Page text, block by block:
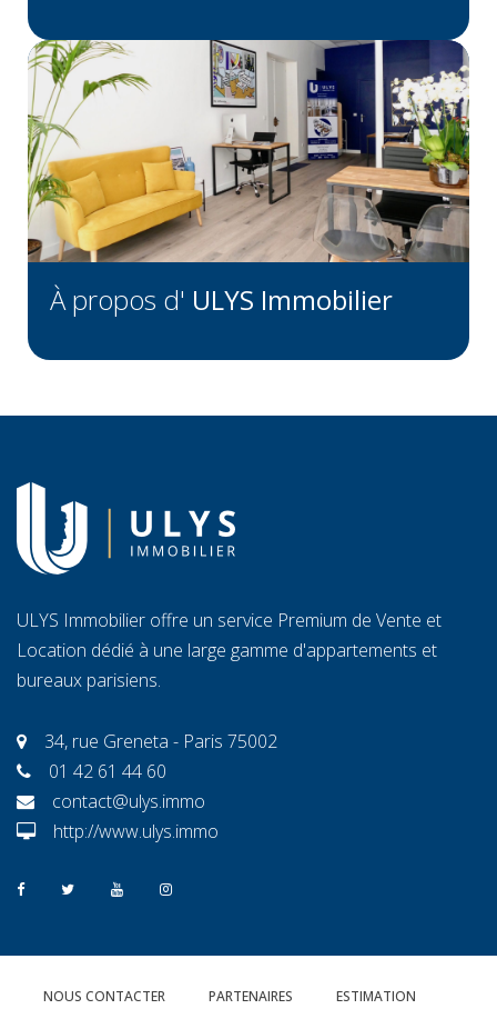
À propos d' ULYS Immobilier
ULYS Immobilier offre un service Premium de Vente et
Location dédié à une large gamme d'appartements et
bureaux parisiens.
34, rue Greneta - Paris 75002
01 42 61 44 60
contact@ulys.immo
http://www.ulys.immo
NOUS CONTACTER PARTENAIRES ESTIMATION